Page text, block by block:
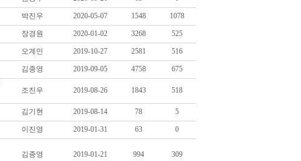
박진우 2020-05-07 1548 1078
장경원 2020-01-02 3268 525
오계민 2019-10-27 2581 516
김종영 2019-09-05 4758 675
조진우 2019-08-26 1843 518
김기현 2019-08-14 78 5
이진영 2019-01-31 63 0
김종영 2019-01-21 994 309